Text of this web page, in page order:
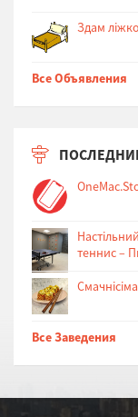
Здам
Все Объявления
теннис –
Все Заведения